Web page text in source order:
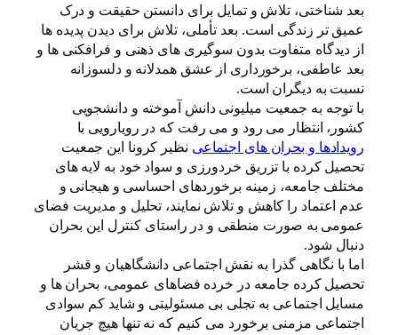
بعد شناختی، تلاش و تمایل برای دانستن حقیقت و درک
عمیق تر زندگی است. بعد تأملی، تلاش برای دیدن پدیده ها
از دیدگاه متفاوت بدون سوگیری های ذهنی و فرافکنی ها و
بعد عاطفی، برخورداری از عشق همدلانه و دلسوزانه
نسبت به دیگران است.
با توجه به جمعیت میلیونی دانش آموخته و دانشجویی
کشور، انتظار می رود و می رفت که در رویارویی با
رویدادها و بحران های اجتماعی نظیر کرونا این جمعیت
تحصیل کرده با تزریق خردورزی و سواد خود به لایه های
مختلف جامعه، زمینه برخوردهای احساسی و هیجانی و
عدم اعتماد را کاهش و تلاش نمایند، تحلیل و مدیریت فضای
عمومی به صورت منطقی و در راستای کنترل این بحران
دنبال شود.
اما با نگاهی گذرا به نقش اجتماعی دانشگاهیان و قشر
تحصیل کرده جامعه در خرده فضاهای عمومی، بحران ها و
مسایل اجتماعی به تجلی بی مسئولیتی و شاید کم سوادی
اجتماعی مزمنی برخورد می کنیم که نه تنها هیچ جریان